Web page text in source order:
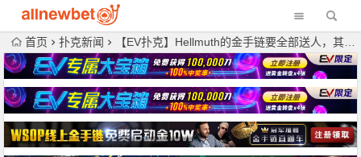
首页 扑克新闻 【EV扑克】Hellmuth的金手链要全部送人，其中一条竟然送给了大骗子